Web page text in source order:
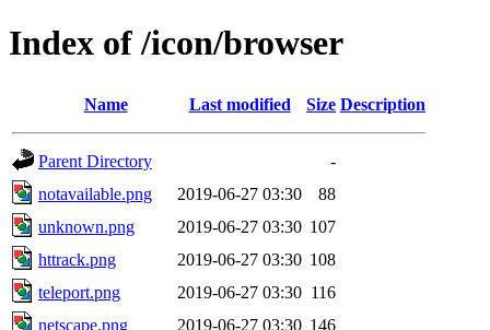
Index of /icon/browser
Name Last modified Size Description
Parent Directory
-
notavailable.png
2019-06-27 03:30
88
unknown.png
2019-06-27 03:30 107
httrack.png
2019-06-27 03:30 108
teleport.png
2019-06-27 03:30 116
netscape.png
2019-06-27 03:30 146